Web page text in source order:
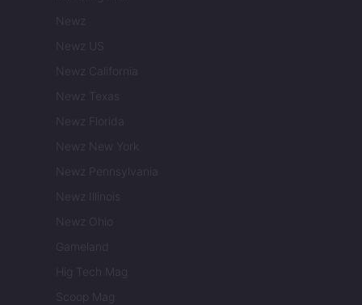
Newz
Newz US
Newz California
Newz Texas
Newz Florida
Newz New York
Newz Pennsylvania
Newz Illinois
Newz Ohio
Gameland
Hig Tech Mag
Scoop Mag